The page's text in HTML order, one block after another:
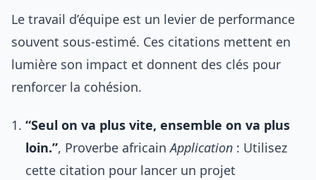
Le travail d’équipe est un levier de performance
souvent sous-estimé. Ces citations mettent en
lumière son impact et donnent des clés pour
renforcer la cohésion.
“Seul on va plus vite, ensemble on va plus
loin.”, Proverbe africainApplication : Utilisez
cette citation pour lancer un projet